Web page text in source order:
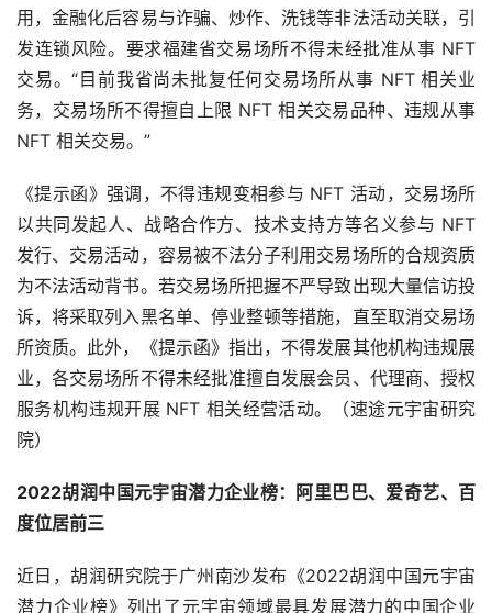
用，金融化后容易与诈骗、炒作、洗钱等非法活动关联，引
发连锁风险。要求福建省交易场所不得未经批准从事 NFT
交易。“目前我省尚未批复任何交易场所从事 NFT 相关业
务，交易场所不得擅自上限 NFT 相关交易品种、违规从事
NFT 相关交易。”
《提示函》强调，不得违规变相参与 NFT 活动，交易场所
以共同发起人、战略合作方、技术支持方等名义参与 NFT
发行、交易活动，容易被不法分子利用交易场所的合规资质
为不法活动背书。若交易场所把握不严导致出现大量信访投
诉，将采取列入黑名单、停业整顿等措施，直至取消交易场
所资质。此外，《提示函》指出，不得发展其他机构违规展
业，各交易场所不得未经批准擅自发展会员、代理商、授权
服务机构违规开展 NFT 相关经营活动。（速途元宇宙研究
院）
2022胡润中国元宇宙潜力企业榜：阿里巴巴、爱奇艺、百
度位居前三
近日，胡润研究院于广州南沙发布《2022胡润中国元宇宙
潜力企业榜》列出了元宇宙领域最具发展潜力的中国企业